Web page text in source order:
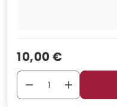
Verkaufspreis
10,00 €